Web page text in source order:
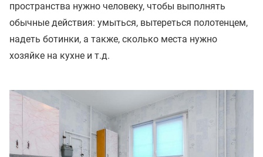
пространства нужно человеку, чтобы выполнять
обычные действия: умыться, вытереться полотенцем,
надеть ботинки, а также, сколько места нужно
хозяйке на кухне и т.д.